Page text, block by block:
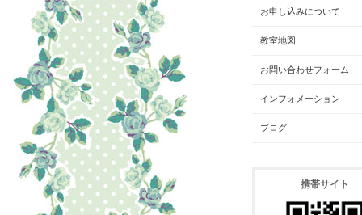
お申し込みについて
教室地図
お問い合わせフォーム
インフォメーション
ブログ
携帯サイト